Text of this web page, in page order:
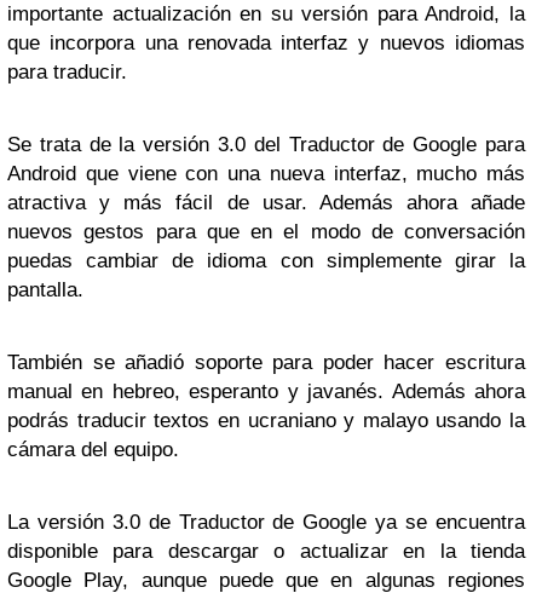
importante actualización en su versión para Android, la
que incorpora una renovada interfaz y nuevos idiomas
para traducir.
Se trata de la versión 3.0 del Traductor de Google para
Android que viene con una nueva interfaz, mucho más
atractiva y más fácil de usar. Además ahora añade
nuevos gestos para que en el modo de conversación
puedas cambiar de idioma con simplemente girar la
pantalla.
También se añadió soporte para poder hacer escritura
manual en hebreo, esperanto y javanés. Además ahora
podrás traducir textos en ucraniano y malayo usando la
cámara del equipo.
La versión 3.0 de Traductor de Google ya se encuentra
disponible para descargar o actualizar en la tienda
Google Play, aunque puede que en algunas regiones